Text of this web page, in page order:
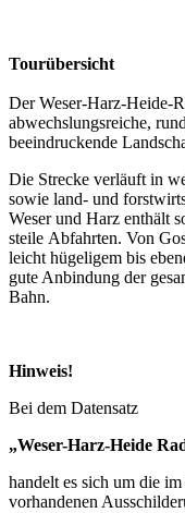
Tourübersicht
Der Weser-Harz-Heide-
abwechslungsreiche,
beeindruckende
Die Strecke verläuft in
sowie land- und
Weser und Harz enthält
steile Abfahrten. Von
leicht hügeligem bis
gute Anbindung der
Bahn.
Hinweis!
Bei dem Datensatz
„Weser-Harz-Heide
handelt es sich um die
vorhandenen